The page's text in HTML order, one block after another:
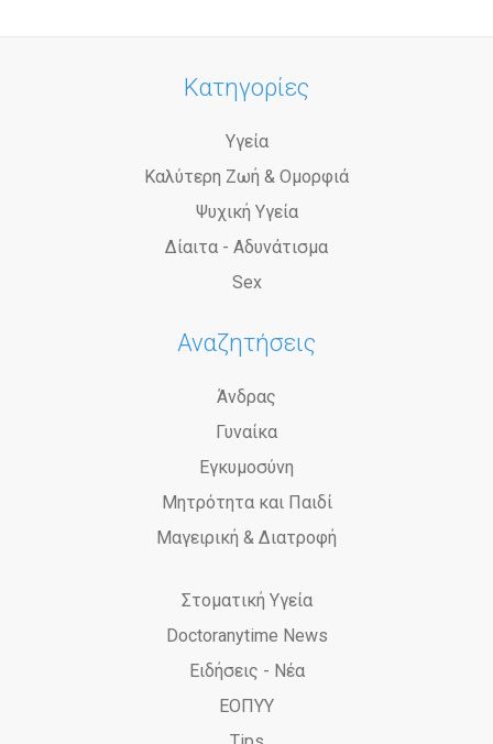
Κατηγορίες
Υγεία
Καλύτερη Ζωή & Ομορφιά
Ψυχική Υγεία
Δίαιτα - Αδυνάτισμα
Sex
Αναζητήσεις
Άνδρας
Γυναίκα
Εγκυμοσύνη
Μητρότητα και Παιδί
Μαγειρική & Διατροφή
Στοματική Υγεία
Doctoranytime News
Ειδήσεις - Νέα
ΕΟΠΥΥ